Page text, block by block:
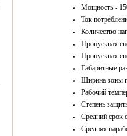
Мощность -
Ток
Количество
Пропускная
Пропускная
Габаритные
Ширина зоны
Рабочий
Степень
Средний срок
Средняя